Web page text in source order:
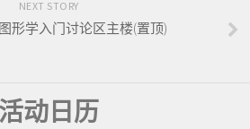
NEXT STORY
形学入门讨论区主楼(置顶)
活动日历